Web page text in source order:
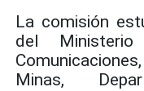
La comisión
del
Minas,